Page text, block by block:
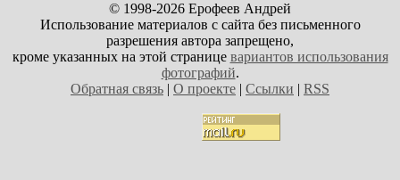
© 1998-2026 Ерофеев Андрей
Использование материалов с сайта без письменного
разрешения автора запрещено,
кроме указанных на этой странице вариантов использования
фотографий.
Обратная связь | О проекте | Ссылки | RSS